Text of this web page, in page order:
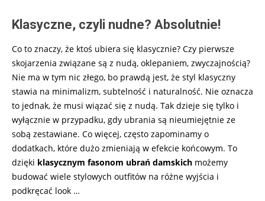
Klasyczne, czyli nudne? Absolutnie!
Co to znaczy, że ktoś ubiera się klasycznie? Czy pierwsze
skojarzenia związane są z nudą, oklepaniem, zwyczajnością?
Nie ma w tym nic złego, bo prawdą jest, że styl klasyczny
stawia na minimalizm, subtelność i naturalność. Nie oznacza
to jednak, że musi wiązać się z nudą. Tak dzieje się tylko i
wyłącznie w przypadku, gdy ubrania są nieumiejętnie ze
sobą zestawiane. Co więcej, często zapominamy o
dodatkach, które dużo zmieniają w efekcie końcowym. To
dzięki klasycznym fasonom ubrań damskich możemy
budować wiele stylowych outfitów na różne wyjścia i
podkręcać look …